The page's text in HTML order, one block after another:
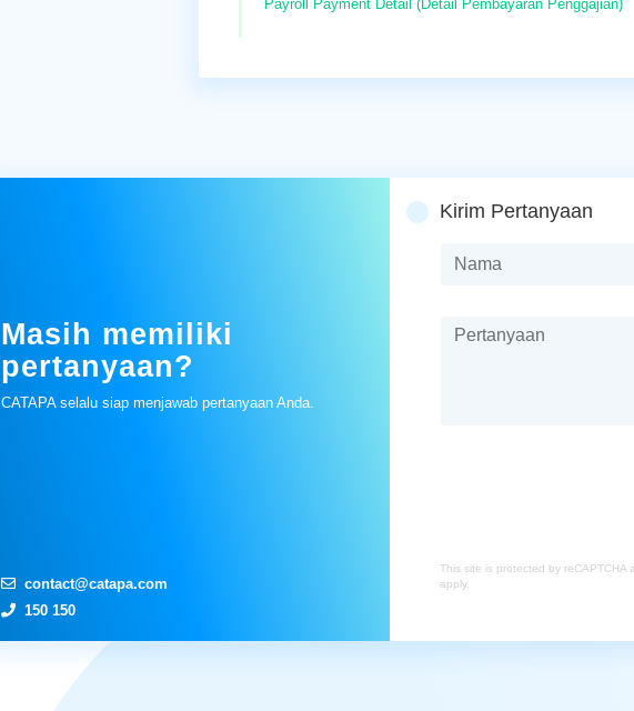
Payroll Payment Detail (Detail Pembayaran Penggajian)
Masih memiliki
pertanyaan?
CATAPA selalu siap menjawab pertanyaan Anda.
contact@catapa.com
150 150
Kirim Pertanyaan
This site is protected by reCAPTCHA
apply.